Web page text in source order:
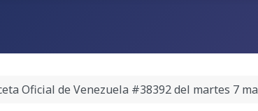
Oficial de Venezuela #38392 del martes 7